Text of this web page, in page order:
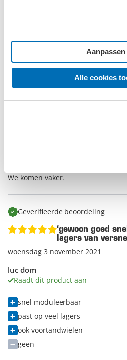
Alle cookies
Aanpassen
‘Super winkel ’
We komen vaker.
Geverifieerde beoordeling
luc dom
Raadt dit product aan
‘gewoon goed
lagers van
woensdag 3 november 2021
snel moduleerbaar
past op veel lagers
ook voortandwielen
geen